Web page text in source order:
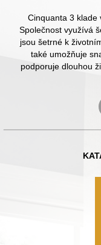
Cinquanta 3 klade
Společnost využívá
jsou šetrné k
také umožňuje
podporuje dlouhou